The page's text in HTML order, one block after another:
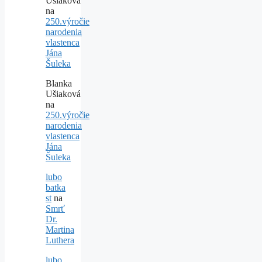
na
250.výročie
narodenia
vlastenca
Jána
Šuleka
Blanka
Ušiaková
na
250.výročie
narodenia
vlastenca
Jána
Šuleka
lubo
batka
st na
Smrť
Dr.
Martina
Luthera